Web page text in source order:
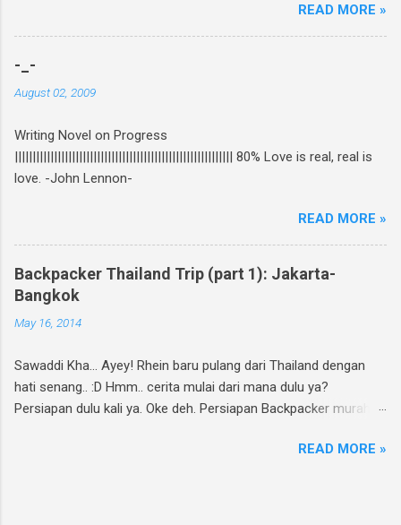
beredar di toko buku, termasuk di beberapa
toko buku online. Bagi yang mau tahu behind
Follow twitter @rheinfathia dan Like Fan Page
Rhein Fathia Twitpic cover novel " Jalan Menuju
Cinta-Mu " dan mention 2 temanmu untuk
#JalanMenujuCintaMu novel @rheinfathia yuk,
@[nama teman1] @[nama teman2] Info
www.rheinfathia.com " Boleh nge-twit berkali-
Facebook kamu, sertakan link
www.rheinfathia.com, dan tag temanmu.
Posting link f...
READ MORE »
-_-
August 02, 2009
Writing Novel on Progress
||||||||||||||||||||||||||||||||||||||||||||||||||||||||||||| 80% Love is real, real is
love. -John Lennon-
READ MORE »
Backpacker Thailand Trip (part 1): Jakarta-
Bangkok
May 16, 2014
Sawaddi Kha... Ayey! Rhein baru pulang dari Thailand dengan
hati senang.. :D Hmm.. cerita mulai dari mana dulu ya?
Persiapan dulu kali ya. Oke deh. Persiapan Backpacker murah
tertentu, Rhein selalu jalan-jalan ala backpacker. Why? Selain
READ MORE »